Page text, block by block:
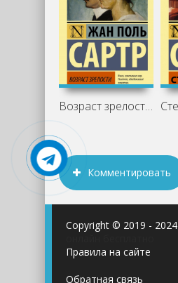
Возраст зрелости - Жан-Поль Сартр
Комментировать
Copyright © 2019 - 2024
Правила на сайте
Обратная связь